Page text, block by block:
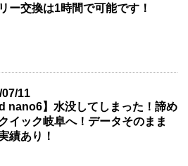
ー交換は1時間で可能です！
11
nano6】水没してしまった！諦め
イック岐阜へ！データそのまま
績あり！